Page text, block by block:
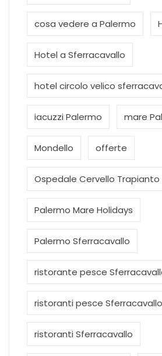
cosa vedere a Palermo
Hotel a Sferracavallo
hotel circolo velico
iacuzzi Palermo mare
Mondello offerte
Ospedale Cervello Trapianto
Palermo Mare Holidays
Palermo Sferracavallo
ristorante pesce
ristoranti pesce Sferracavallo
ristoranti Sferracavallo